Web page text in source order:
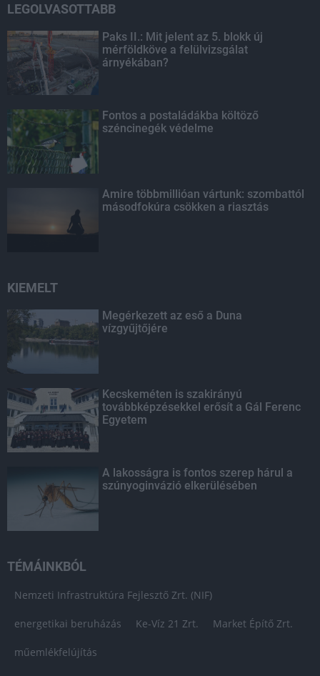
LEGOLVASOTTABB
Paks II.: Mit jelent az 5. blokk új
mérföldköve a felülvizsgálat
árnyékában?
Fontos a postaládákba költöző
széncinegék védelme
Amire többmillióan vártunk: szombattól
másodfokúra csökken a riasztás
KIEMELT
Megérkezett az eső a Duna
vízgyűjtőjére
Kecskeméten is szakirányú
továbbképzésekkel erősít a Gál Ferenc
Egyetem
A lakosságra is fontos szerep hárul a
szúnyoginvázió elkerülésében
TÉMÁINKBÓL
Nemzeti Infrastruktúra Fejlesztő Zrt. (NIF)
energetikai beruházás Ke-Víz 21 Zrt. Market Építő Zrt.
műemlékfelújítás